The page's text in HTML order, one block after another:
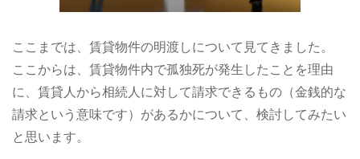
ここまでは、賃貸物件の明渡しについて見てきました。
ここからは、賃貸物件内で孤独死が発生したことを理由
に、賃貸人から相続人に対して請求できるもの（金銭的な
請求という意味です）があるかについて、検討してみたい
と思います。